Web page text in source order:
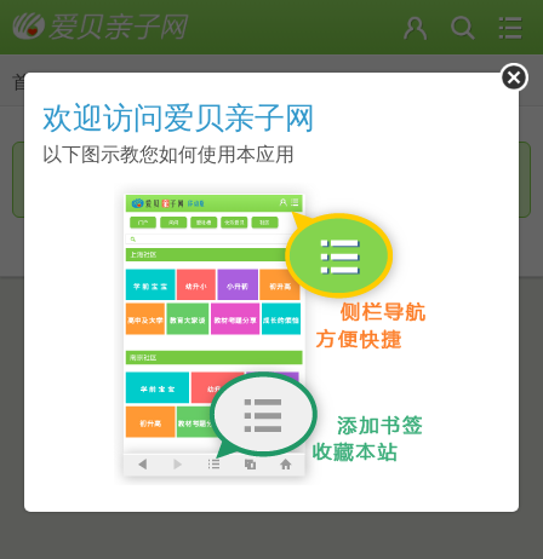
首页
抱歉，您尚未登录，无法进行此操作
点击此链接进行跳转
欢迎访问爱贝亲子网
以下图示教您如何使用本应用